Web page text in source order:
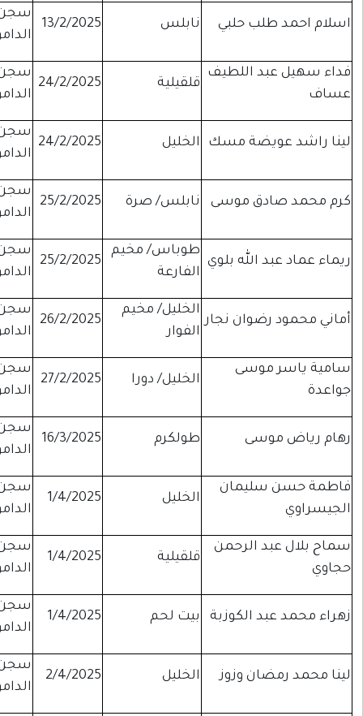
13/2/2025
سجن
موقوفة
سجن
موقوفة
24/2/2025
سجن
موقوفة
صرة 25/2/2025
سجن
موقوفة
مخيم
25/2/2025
سجن
الدامون
موقوفة
مخيم
26/2/2025
سجن
الدامون
موقوفة
27/2/2025
سجن
موقوفة
16/3/2025
سجن
الدامون
موقوفة
1/4/2025
سجن
موقوفة
1/4/2025
سجن
لحم 1/4/2025
سجن
موقوفة
2/4/2025
سجن
موقوفة